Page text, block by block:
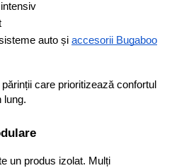
auto și accesorii Bugaboo
care prioritizează confortul
lung.
un produs izolat. Mulți